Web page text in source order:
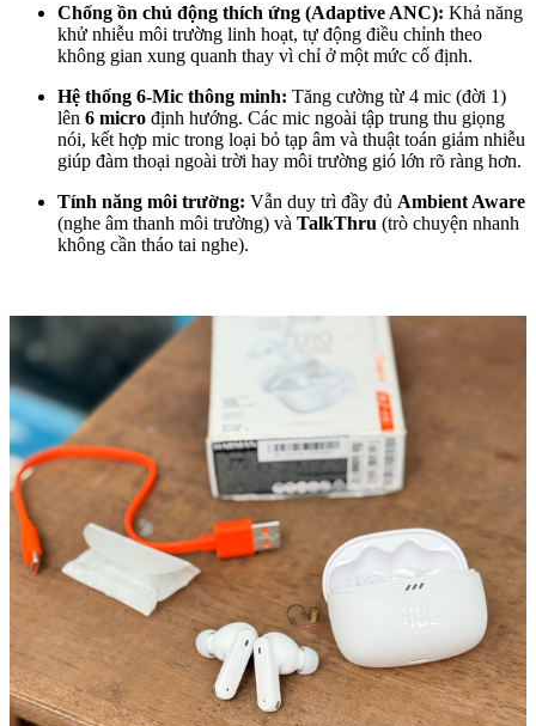
Chống ồn chủ động thích ứng (Adaptive ANC): Khả năng
khử nhiễu môi trường linh hoạt, tự động điều chỉnh theo
không gian xung quanh thay vì chỉ ở một mức cố định.
Hệ thống 6-Mic thông minh: Tăng cường từ 4 mic (đời 1)
lên 6 micro định hướng. Các mic ngoài tập trung thu giọng
nói, kết hợp mic trong loại bỏ tạp âm và thuật toán giảm nhiễu
giúp đàm thoại ngoài trời hay môi trường gió lớn rõ ràng hơn.
Tính năng môi trường: Vẫn duy trì đầy đủ Ambient Aware
(nghe âm thanh môi trường) và TalkThru (trò chuyện nhanh
không cần tháo tai nghe).